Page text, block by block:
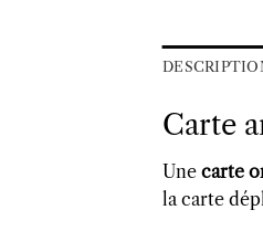
Carte
Une carte
la carte